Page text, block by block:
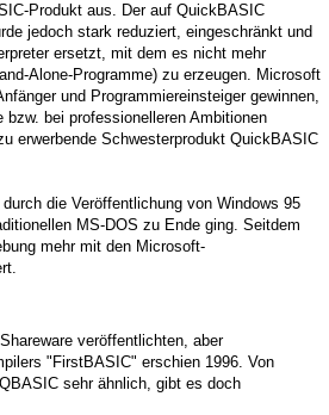
Produkt aus. Der auf QuickBASIC
jedoch stark reduziert, eingeschränkt und
ersetzt, mit dem es nicht mehr
Alone-Programme) zu erzeugen. Microsoft
und Programmiereinsteiger gewinnen,
bei professionelleren Ambitionen
erwerbende Schwesterprodukt QuickBASIC
die Veröffentlichung von Windows 95
MS-DOS zu Ende ging. Seitdem
mehr mit den Microsoft-
veröffentlichten, aber
"FirstBASIC" erschien 1996. Von
sehr ähnlich, gibt es doch